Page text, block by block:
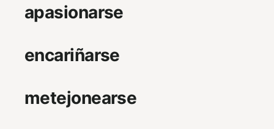
apasionarse
encariñarse
metejonearse